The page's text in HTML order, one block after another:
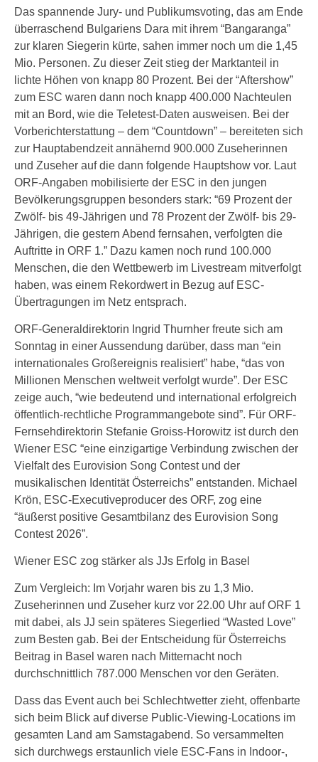
Das spannende Jury- und Publikumsvoting, das am Ende
überraschend Bulgariens Dara mit ihrem “Bangaranga”
zur klaren Siegerin kürte, sahen immer noch um die 1,45
Mio. Personen. Zu dieser Zeit stieg der Marktanteil in
lichte Höhen von knapp 80 Prozent. Bei der “Aftershow”
zum ESC waren dann noch knapp 400.000 Nachteulen
mit an Bord, wie die Teletest-Daten ausweisen. Bei der
Vorberichterstattung – dem “Countdown” – bereiteten sich
zur Hauptabendzeit annähernd 900.000 Zuseherinnen
und Zuseher auf die dann folgende Hauptshow vor. Laut
ORF-Angaben mobilisierte der ESC in den jungen
Bevölkerungsgruppen besonders stark: “69 Prozent der
Zwölf- bis 49-Jährigen und 78 Prozent der Zwölf- bis 29-
Jährigen, die gestern Abend fernsahen, verfolgten die
Auftritte in ORF 1.” Dazu kamen noch rund 100.000
Menschen, die den Wettbewerb im Livestream mitverfolgt
haben, was einem Rekordwert in Bezug auf ESC-
Übertragungen im Netz entsprach.
ORF-Generaldirektorin Ingrid Thurnher freute sich am
Sonntag in einer Aussendung darüber, dass man “ein
internationales Großereignis realisiert” habe, “das von
Millionen Menschen weltweit verfolgt wurde”. Der ESC
zeige auch, “wie bedeutend und international erfolgreich
öffentlich-rechtliche Programmangebote sind”. Für ORF-
Fernsehdirektorin Stefanie Groiss-Horowitz ist durch den
Wiener ESC “eine einzigartige Verbindung zwischen der
Vielfalt des Eurovision Song Contest und der
musikalischen Identität Österreichs” entstanden. Michael
Krön, ESC-Executiveproducer des ORF, zog eine
“äußerst positive Gesamtbilanz des Eurovision Song
Contest 2026”.
Wiener ESC zog stärker als JJs Erfolg in Basel
Zum Vergleich: Im Vorjahr waren bis zu 1,3 Mio.
Zuseherinnen und Zuseher kurz vor 22.00 Uhr auf ORF 1
mit dabei, als JJ sein späteres Siegerlied “Wasted Love”
zum Besten gab. Bei der Entscheidung für Österreichs
Beitrag in Basel waren nach Mitternacht noch
durchschnittlich 787.000 Menschen vor den Geräten.
Dass das Event auch bei Schlechtwetter zieht, offenbarte
sich beim Blick auf diverse Public-Viewing-Locations im
gesamten Land am Samstagabend. So versammelten
sich durchwegs erstaunlich viele ESC-Fans in Indoor-,